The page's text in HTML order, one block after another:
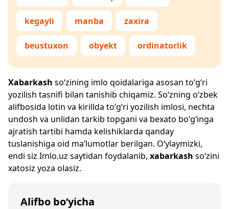
kegayli manba zaxira
beustuxon obyekt ordinatorlik
Xabarkash so‘zining imlo qoidalariga asosan to‘g‘ri
yozilish tasnifi bilan tanishib chiqamiz. So‘zning o‘zbek
alifbosida lotin va kirillda to‘g‘ri yozilish imlosi, nechta
undosh va unlidan tarkib topgani va bexato bo‘g‘inga
ajratish tartibi hamda kelishiklarda qanday
tuslanishiga oid ma’lumotlar berilgan. O‘ylaymizki,
endi siz Imlo.uz saytidan foydalanib, xabarkash so‘zini
xatosiz yoza olasiz.
Alifbo bo‘yicha